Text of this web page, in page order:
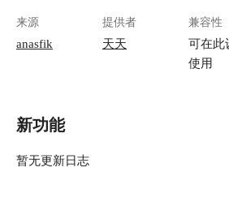
来源
anasfik
提供者
天天
兼容性
可在此
使用
新功能
暂无更新日志